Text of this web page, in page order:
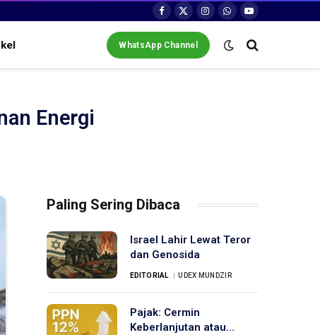
Facebook
X
(Twitter)
Instagram
WhatsApp
YouTube
WhatsApp Channel
Energi
Paling Sering Dibaca
Israel Lahir Lewat Teror
dan Genosida
EDITORIAL UDEX MUNDZIR
Pajak: Cermin
Keberlanjutan atau